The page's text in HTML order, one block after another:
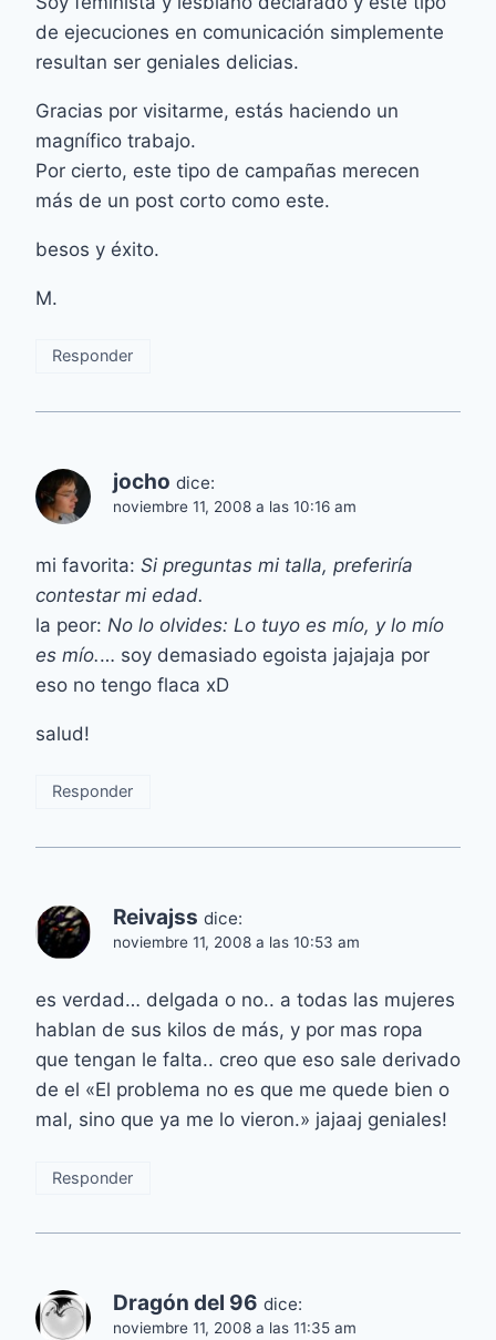
de ejecuciones en comunicación simplemente
resultan ser geniales delicias.
Gracias por visitarme, estás haciendo un
magnífico trabajo.
Por cierto, este tipo de campañas merecen
más de un post corto como este.
besos y éxito.
M.
Responder
jocho dice:
noviembre 11, 2008 a las 10:16 am
mi favorita: Si preguntas mi talla, preferiría
contestar mi edad.
la peor: No lo olvides: Lo tuyo es mío, y lo mío
es mío.… soy demasiado egoista jajajaja por
eso no tengo flaca xD
salud!
Responder
Reivajss dice:
noviembre 11, 2008 a las 10:53 am
es verdad… delgada o no.. a todas las mujeres
hablan de sus kilos de más, y por mas ropa
que tengan le falta.. creo que eso sale derivado
de el «El problema no es que me quede bien o
mal, sino que ya me lo vieron.» jajaaj geniales!
Responder
Dragón del 96 dice:
noviembre 11, 2008 a las 11:35 am